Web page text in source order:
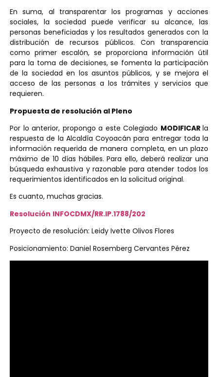
En suma, al transparentar los programas y acciones
sociales, la sociedad puede verificar su alcance, las
personas beneficiadas y los resultados generados con la
distribución de recursos públicos. Con transparencia
como primer escalón, se proporciona información útil
para la toma de decisiones, se fomenta la participación
de la sociedad en los asuntos públicos, y se mejora el
acceso de las personas a los trámites y servicios que
requieren.
Propuesta de resolución al Pleno
Por lo anterior, propongo a este Colegiado MODIFICAR la
respuesta de la Alcaldía Coyoacán para entregar toda la
información requerida de manera completa, en un plazo
máximo de 10 días hábiles. Para ello, deberá realizar una
búsqueda exhaustiva y razonable para atender todos los
requerimientos identificados en la solicitud original.
Es cuanto, muchas gracias.
Resolución INFOCDMX/RR.IP.1788/202
Proyecto de resolución: Leidy Ivette Olivos Flores
Posicionamiento: Daniel Rosemberg Cervantes Pérez